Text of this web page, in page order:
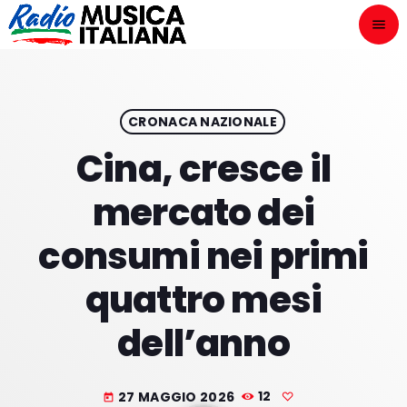
menu
NOVITÀ DISCOGRAFICHE
CRONACA NAZIONALE
Cina, cresce il
mercato dei
consumi nei primi
quattro mesi
dell’anno
today 27 MAGGIO 2026 12